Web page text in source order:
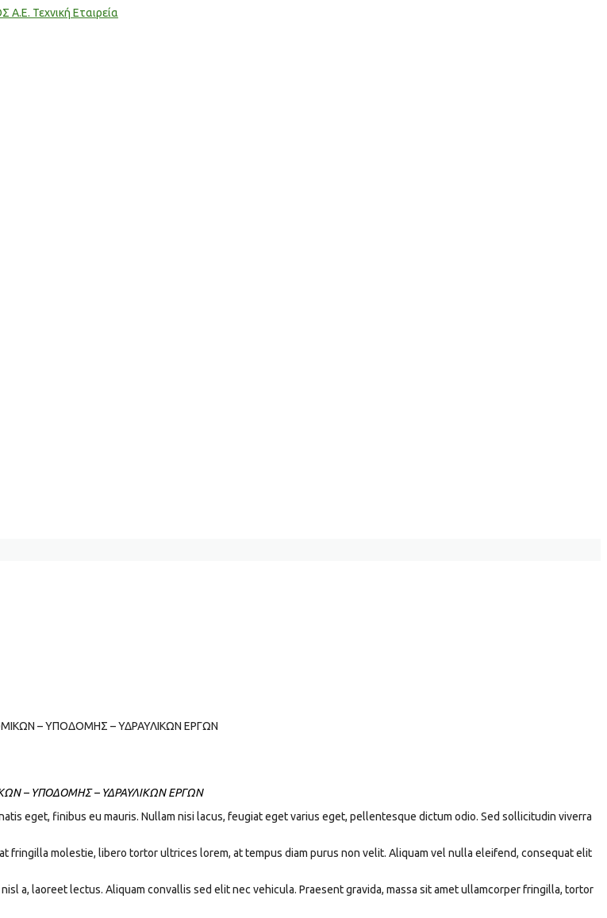
– ΥΠΟΔΟΜΗΣ – ΥΔΡΑΥΛΙΚΩΝ ΕΡΓΩΝ
– ΥΠΟΔΟΜΗΣ – ΥΔΡΑΥΛΙΚΩΝ ΕΡΓΩΝ
eget, finibus eu mauris. Nullam nisi lacus, feugiat eget varius eget, pellentesque dictum odio. Sed sollicitudin viverra
fringilla molestie, libero tortor ultrices lorem, at tempus diam purus non velit. Aliquam vel nulla eleifend, consequat elit
a, laoreet lectus. Aliquam convallis sed elit nec vehicula. Praesent gravida, massa sit amet ullamcorper fringilla, tortor